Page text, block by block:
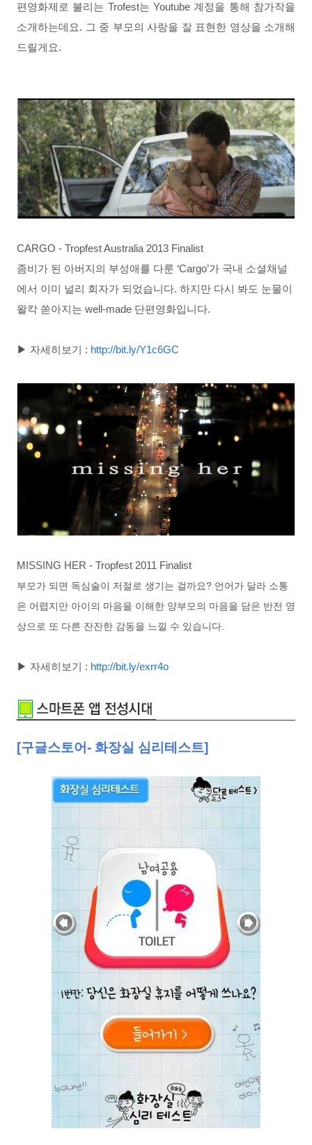
편영화제로 불리는 Trofest는 Youtube 계정을 통해 참가작을
소개하는데요. 그 중 부모의 사랑을 잘 표현한 영상을 소개해
드릴게요.
CARGO - Tropfest Australia 2013 Finalist
좀비가 된 아버지의 부성애를 다룬 ‘Cargo’가 국내 소셜채널
에서 이미 널리 회자가 되었습니다. 하지만 다시 봐도 눈물이
왈칵 쏟아지는 well-made 단편영화입니다.
▶ 자세히보기 : http://bit.ly/Y1c6GC
MISSING HER - Tropfest 2011 Finalist
부모가 되면 독심술이 저절로 생기는 걸까요? 언어가 달라 소통
은 어렵지만 아이의 마음을 이해한 양부모의 마음을 담은 반전 영
상으로 또 다른 잔잔한 감동을 느낄 수 있습니다.
▶ 자세히보기 : http://bit.ly/exrr4o
[구글스토어- 화장실 심리테스트]